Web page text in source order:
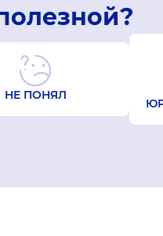
НЕ ПОНЯЛ